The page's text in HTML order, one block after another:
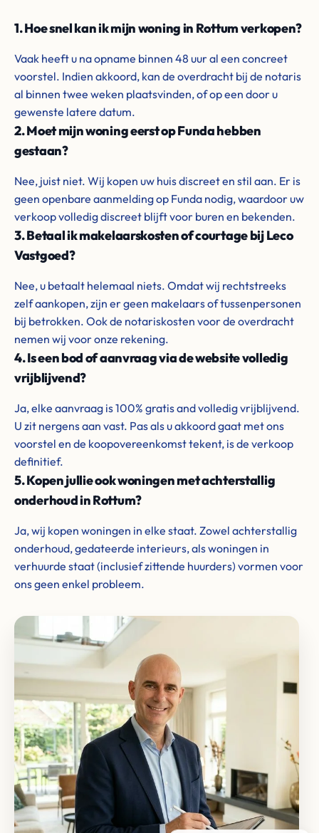
1. Hoe snel kan ik mijn woning in Rottum verkopen?
Vaak heeft u na opname binnen 48 uur al een concreet
voorstel. Indien akkoord, kan de overdracht bij de notaris
al binnen twee weken plaatsvinden, of op een door u
gewenste latere datum.
2. Moet mijn woning eerst op Funda hebben
gestaan?
Nee, juist niet. Wij kopen uw huis discreet en stil aan. Er is
geen openbare aanmelding op Funda nodig, waardoor uw
verkoop volledig discreet blijft voor buren en bekenden.
3. Betaal ik makelaarskosten of courtage bij Leco
Vastgoed?
Nee, u betaalt helemaal niets. Omdat wij rechtstreeks
zelf aankopen, zijn er geen makelaars of tussenpersonen
bij betrokken. Ook de notariskosten voor de overdracht
nemen wij voor onze rekening.
4. Is een bod of aanvraag via de website volledig
vrijblijvend?
Ja, elke aanvraag is 100% gratis and volledig vrijblijvend.
U zit nergens aan vast. Pas als u akkoord gaat met ons
voorstel en de koopovereenkomst tekent, is de verkoop
definitief.
5. Kopen jullie ook woningen met achterstallig
onderhoud in Rottum?
Ja, wij kopen woningen in elke staat. Zowel achterstallig
onderhoud, gedateerde interieurs, als woningen in
verhuurde staat (inclusief zittende huurders) vormen voor
ons geen enkel probleem.